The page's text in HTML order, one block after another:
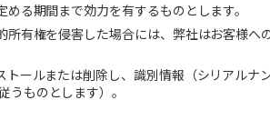
る期間まで効力を有するものとします。
有権を侵害した場合には、弊社はお客様へ
ールまたは削除し、識別情報（シリアルナ
ものとします）。